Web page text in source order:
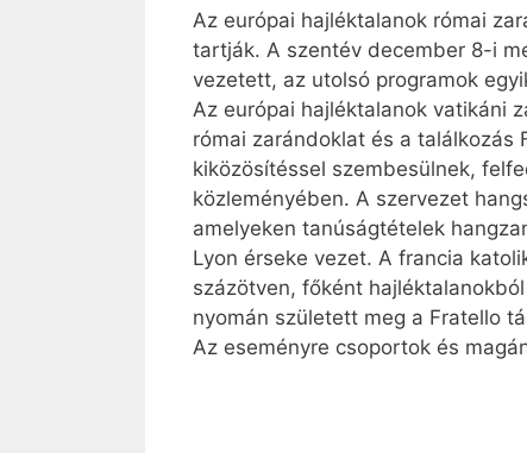
Az európai hajléktalanok római
tartják. A szentév december 8-i
vezetett, az utolsó programok
Az európai hajléktalanok vatikáni
római zarándoklat és a találkozás
kiközösítéssel szembesülnek,
közleményében. A szervezet
amelyeken tanúságtételek
Lyon érseke vezet. A francia
százötven, főként
nyomán született meg a Fratello
Az eseményre csoportok és